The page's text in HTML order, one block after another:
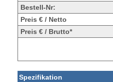
Bestell-Nr:
Preis € / Netto
Preis € / Brutto*
Spezifikation